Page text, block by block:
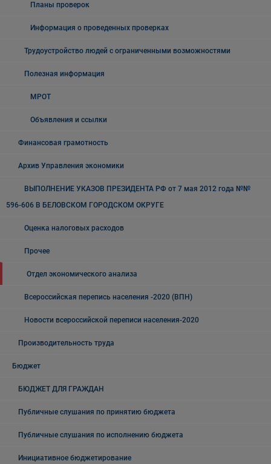
Планы проверок
Информация о проведенных проверках
Трудоустройство людей с ограниченными возможностями
Полезная информация
МРОТ
Объявления и ссылки
Финансовая грамотность
Архив Управления экономики
ВЫПОЛНЕНИЕ УКАЗОВ ПРЕЗИДЕНТА РФ от 7 мая 2012 года №№
596-606 В БЕЛОВСКОМ ГОРОДСКОМ ОКРУГЕ
Оценка налоговых расходов
Прочее
Отдел экономического анализа
Всероссийская перепись населения -2020 (ВПН)
Новости всероссийской переписи населения-2020
Производительность труда
Бюджет
БЮДЖЕТ ДЛЯ ГРАЖДАН
Публичные слушания по принятию бюджета
Публичные слушания по исполнению бюджета
Инициативное бюджетирование